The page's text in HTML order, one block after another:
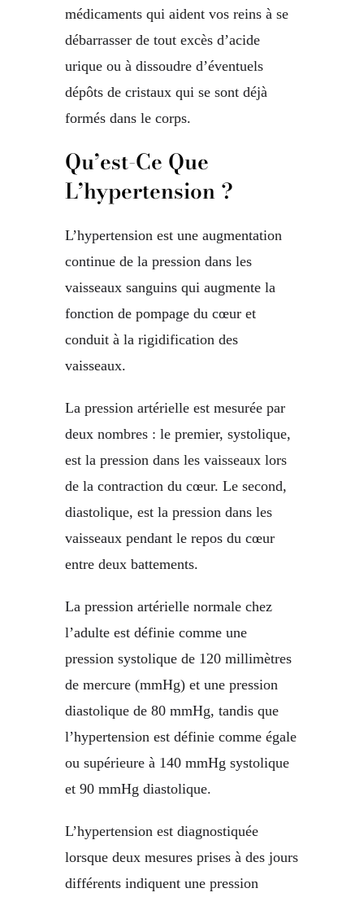
médicaments qui aident vos reins à se
débarrasser de tout excès d’acide
urique ou à dissoudre d’éventuels
dépôts de cristaux qui se sont déjà
formés dans le corps.
Qu’est-Ce Que
L’hypertension ?
L’hypertension est une augmentation
continue de la pression dans les
vaisseaux sanguins qui augmente la
fonction de pompage du cœur et
conduit à la rigidification des
vaisseaux.
La pression artérielle est mesurée par
deux nombres : le premier, systolique,
est la pression dans les vaisseaux lors
de la contraction du cœur. Le second,
diastolique, est la pression dans les
vaisseaux pendant le repos du cœur
entre deux battements.
La pression artérielle normale chez
l’adulte est définie comme une
pression systolique de 120 millimètres
de mercure (mmHg) et une pression
diastolique de 80 mmHg, tandis que
l’hypertension est définie comme égale
ou supérieure à 140 mmHg systolique
et 90 mmHg diastolique.
L’hypertension est diagnostiquée
lorsque deux mesures prises à des jours
différents indiquent une pression